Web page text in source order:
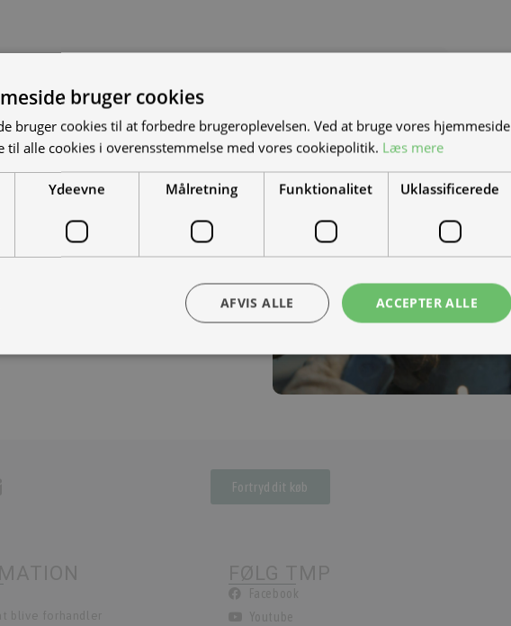
(+45) 97 74 07 33
Mandag – torsdag
Fredag
Weekend
09:00 – 16:00
09:00 – 15:30
Lukket
Tilmeld nyhedsmail
Fortryd dit køb
bruger cookies
bruger cookies til at forbedre brugeroplevelsen. Ved at bruge vores hjemmeside
til alle cookies i overensstemmelse med vores cookiepolitik. Læs mere
Ydeevne Målretning Funktionalitet Uklassificerede
ACCEPTER ALLE
AFVIS ALLE
NYE MAND/KVINDE
el-scootere, motorcykler og
køretøjer. Vi leverer til hele landet